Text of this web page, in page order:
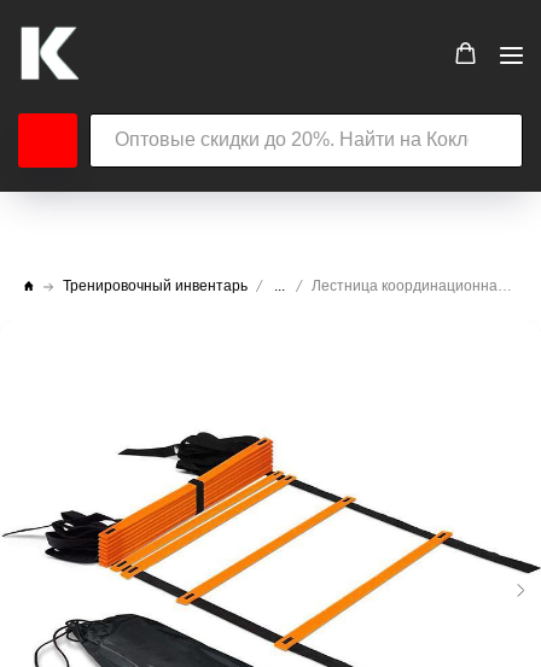
Тренировочный инвентарь ... Лестница координационная СХ B31308 8 м в чехле